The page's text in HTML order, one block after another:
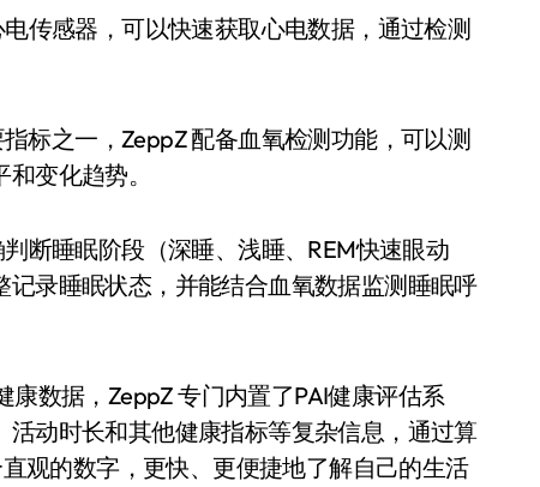
传感器，可以快速获取心电数据，通过检测
标之一，ZeppZ 配备血氧检测功能，可以测
变化趋势。
断睡眠阶段（深睡、浅睡、REM快速眼动
录睡眠状态，并能结合血氧数据监测睡眠呼
数据，ZeppZ 专门内置了PAI健康评估系
动时长和其他健康指标等复杂信息，通过算
观的数字，更快、更便捷地了解自己的生活